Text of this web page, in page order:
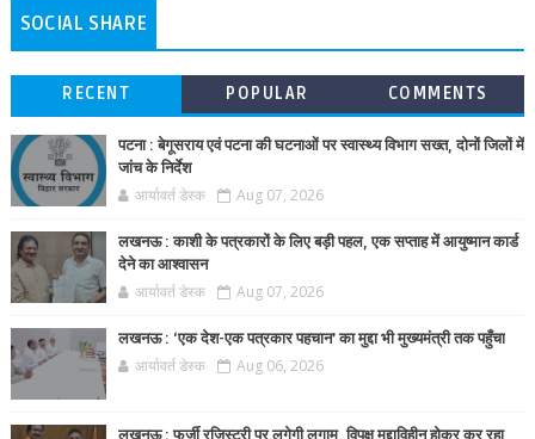
SOCIAL SHARE
RECENT POPULAR COMMENTS
पटना : बेगूसराय एवं पटना की घटनाओं पर स्वास्थ्य विभाग सख्त, दोनों जिलों में
जांच के निर्देश
आर्यावर्त डेस्क Aug 07, 2026
लखनऊ : काशी के पत्रकारों के लिए बड़ी पहल, एक सप्ताह में आयुष्मान कार्ड
देने का आश्वासन
आर्यावर्त डेस्क Aug 07, 2026
लखनऊ : ‘एक देश-एक पत्रकार पहचान’ का मुद्दा भी मुख्यमंत्री तक पहुँचा
आर्यावर्त डेस्क Aug 06, 2026